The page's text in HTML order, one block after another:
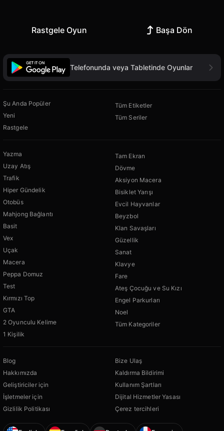
Rastgele Oyun Başa Dön
Telefonunda veya Tabletinde Oyunlar
Şu Anda Popüler
Yeni
Rastgele
Tüm Etiketler
Tüm Seriler
Yazma
Uzay Atış
Trafik
Hiper Gündelik
Otobüs
Mahjong Bağlantı
Basit
Vex
Uçak
Macera
Peppa Domuz
Test
Kırmızı Top
GTA
2 Oyunculu Kelime
1 Kişilik
Tam Ekran
Dövme
Aksiyon Macera
Bisiklet Yarışı
Evcil Hayvanlar
Beyzbol
Klan Savaşları
Güzellik
Sanat
Klavye
Fare
Ateş Çocuğu ve Su Kızı
Engel Parkurları
Noel
Tüm Kategoriler
Blog
Hakkımızda
Geliştiriciler için
İşletmeler için
Gizlilik Politikası
Bize Ulaş
Kaldırma Bildirimi
Kullanım Şartları
Dijital Hizmetler Yasası
Çerez tercihleri